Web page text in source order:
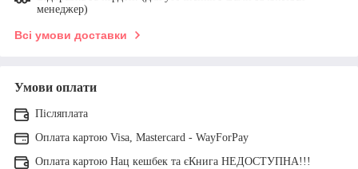
менеджер)
Всі умови доставки
Умови оплати
Післяплата
Оплата картою Visa, Mastercard - WayForPay
Оплата картою Нац кешбек та єКнига НЕДОСТУПНА!!!